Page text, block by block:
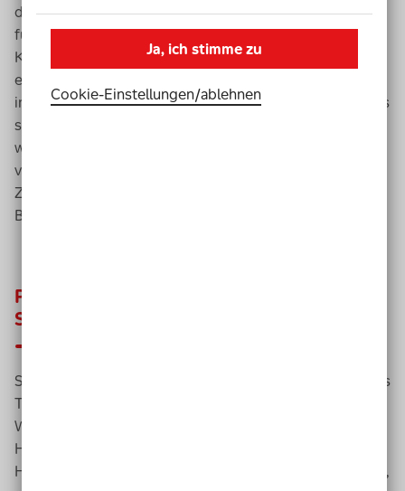
darauf ab, Menschen mit Behinderung aus Werkstätten
für eine sozialversicherungspflichtige Tätigkeit in
Kindertagesstätten zu qualifizieren. Mit Erfolg: Von den
ersten zehn Teilnehmer*innen, die vor knapp einem Jahr
in die erste Projektrunde gestartet sind, konnten bereits
sieben in ein festes Arbeitsverhältnis übernommen
werden. Auch bei den anderen steht dieser Schritt
voraussichtlich bevor. Die Resonanz der Kitas auf die
Zusammenarbeit mit den neuen Mitarbeiter*innen mit
Beeinträchtigung ist durchweg positiv.
Praxisorientierter Lehrgang in Leichter
Sprache
So funktioniert das Projekt „Inklusion in Kita-Teams“: Das
Team
Werkstätten an den beteiligten Standorten
Hameln/Stadthagen, Braunschweig, Göttingen und
Hannover sowie zu Kitas in der Region. Es galt zu klären,
Ja, ich stimme zu
Cookie-Einstellungen­/­ablehnen